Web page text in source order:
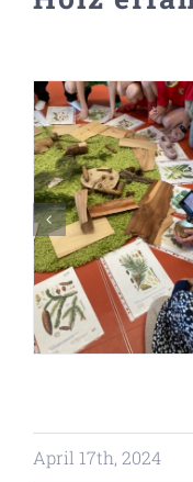
Kontakt
Angebot
Klassen
April 17th, 2024